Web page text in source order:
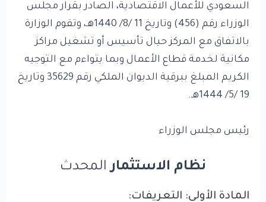
السعودي للأعمال الاقتصادية، الصادر بقرار مجلس
الوزراء رقم (456) وتاريخ 11 /8/ 1440هـ، وتقوم الوزارة
بالاتفاق مع المركز حيال تأسيس أو تشغيل مراكز
مكانية لخدمة قطاع الأعمال وبما يتواءم مع التوجيه
الكريم المبلغ ببرقية الديوان الملكي رقم 35629 وتاريخ
19 /5/ 1444هـ.
رئيس مجلس الوزراء
نظام الاستثمارالمحدث
المادة الأولى: التعريفات: